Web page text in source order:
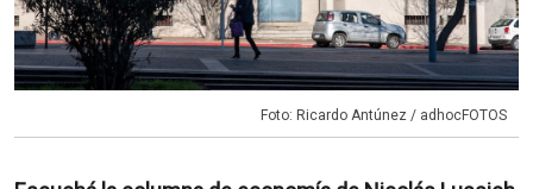
Foto: Ricardo Antúnez / adhocFOTOS